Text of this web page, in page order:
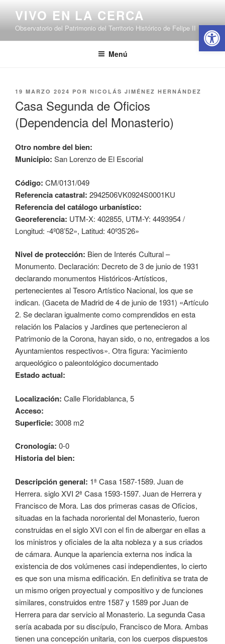
Abrir
contenido
VIVO EN LA CERCA
Observatorio del Patrimonio del Territorio Histórico de Felipe II
Menú
PUBLICADO
19 MARZO 2024 POR NICOLÁS JIMÉNEZ HERNÁNDEZ
Casa Segunda de Oficios
(Dependencia del Monasterio)
Otro nombre del bien:
Municipio: San Lorenzo de El Escorial
Código: CM/0131/049
Referencia catastral: 2942506VK0924S0001KU
Referencia del catálogo urbanístico:
Georeferencia: UTM-X: 402855, UTM-Y: 4493954 /
Longitud: -4º08’52», Latitud: 40º35’26»
Nivel de protección: Bien de Interés Cultural –
Monumento. Declaración: Decreto de 3 de junio de 1931
declarando monumentos Históricos-Artísticos,
pertenecientes al Tesoro Artístico Nacional, los que se
indican. (Gaceta de Madrid de 4 de junio de 1931) «Artículo
2. Se declaran igualmente como comprendidos en esta
relación los Palacios y Jardines que pertenecieron al
Patrimonio de la Corona, hayan sido, o no, entregados a los
Ayuntamientos respectivos». Otra figura: Yacimiento
arqueológico o paleontológico documentado
Estado actual:
Localización: Calle Floridablanca, 5
Acceso:
Superficie: 3008 m2
Cronología: 0-0
Historia del bien:
Descripción general: 1ª Casa 1587-1589. Juan de
Herrera. siglo XVI 2ª Casa 1593-1597. Juan de Herrera y
Francisco de Mora. Las dos primeras casas de Oficios,
situadas en la fachada nororiental del Monasterio, fueron
construidas en el siglo XVI con el fin de albergar en ellas a
los ministros y oficiales de la alta nobleza y a sus criados
de cámara. Aunque la apariencia externa nos indica la
existencia de dos volúmenes casi independientes, lo cierto
es que son una misma edificación. En definitiva se trata de
un mismo origen proyectual y compositivo y de funciones
similares, construidos entre 1587 y 1589 por Juan de
Herrera para dar servicio al Monasterio. La segunda Casa
sería acabada por su discípulo, Francisco de Mora. Ambas
tienen una concepción unitaria, con los cuerpos dispuestos